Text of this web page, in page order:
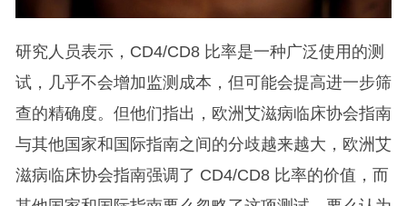
研究人员表示，CD4/CD8 比率是一种广泛使用的测
试，几乎不会增加监测成本，但可能会提高进一步筛
查的精确度。但他们指出，欧洲艾滋病临床协会指南
与其他国家和国际指南之间的分歧越来越大，欧洲艾
滋病临床协会指南强调了 CD4/CD8 比率的价值，而